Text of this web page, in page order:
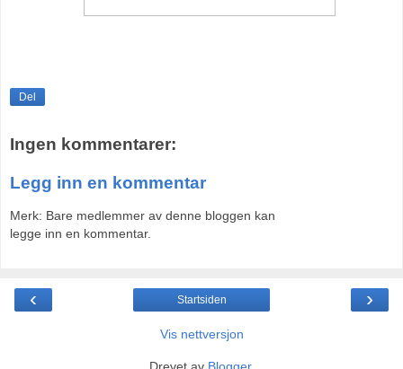
Del
Ingen kommentarer:
Legg inn en kommentar
Merk: Bare medlemmer av denne bloggen kan
legge inn en kommentar.
‹ ›
Startsiden
Vis nettversjon